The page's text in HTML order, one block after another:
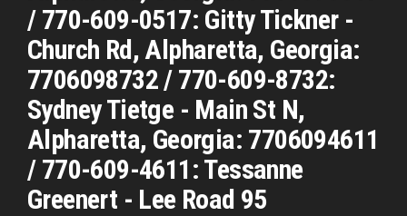
/ 770-609-0517: Gitty Tickner -
Church Rd, Alpharetta, Georgia:
7706098732 / 770-609-8732:
Sydney Tietge - Main St N,
Alpharetta, Georgia: 7706094611
/ 770-609-4611: Tessanne
Greenert - Lee Road 95